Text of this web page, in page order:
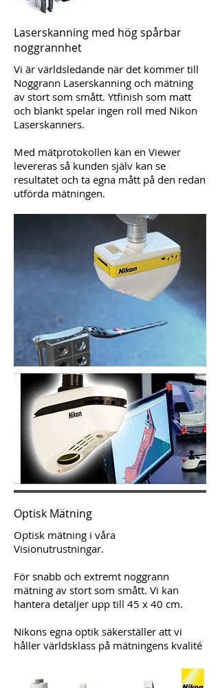
Laserskanning med hög spårbar
noggrannhet
Vi är världsledande när det kommer till
Noggrann Laserskanning och mätning
av stort som smått. Ytfinish som matt
och blankt spelar ingen roll med Nikon
Laserskanners.
Med mätprotokollen kan en Viewer
levereras så kunden själv kan se
resultatet och ta egna mått på den redan
utförda mätningen.
Optisk Mätning
Optisk mätning i våra
Visionutrustningar.
För snabb och extremt noggrann
mätning av stort som smått. Vi kan
hantera detaljer upp till 45 x 40 cm.
Nikons egna optik säkerställer att vi
håller världsklass på mätningens kvalité